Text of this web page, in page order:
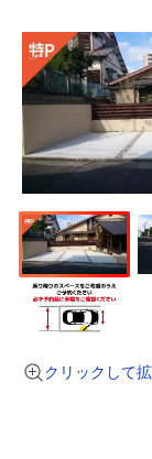
クリックして